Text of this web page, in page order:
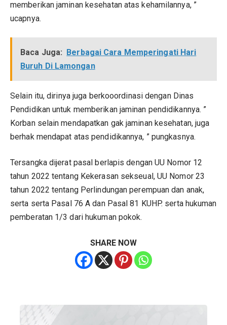
memberikan jaminan kesehatan atas kehamilannya, ”
ucapnya.
Baca Juga:
Berbagai Cara Memperingati Hari
Buruh Di Lamongan
Selain itu, dirinya juga berkooordinasi dengan Dinas
Pendidikan untuk memberikan jaminan pendidikannya. ”
Korban selain mendapatkan gak jaminan kesehatan, juga
berhak mendapat atas pendidikannya, ” pungkasnya.
Tersangka dijerat pasal berlapis dengan UU Nomor 12
tahun 2022 tentang Kekerasan sekseual, UU Nomor 23
tahun 2022 tentang Perlindungan perempuan dan anak,
serta serta Pasal 76 A dan Pasal 81 KUHP. serta hukuman
pemberatan 1/3 dari hukuman pokok.
SHARE NOW